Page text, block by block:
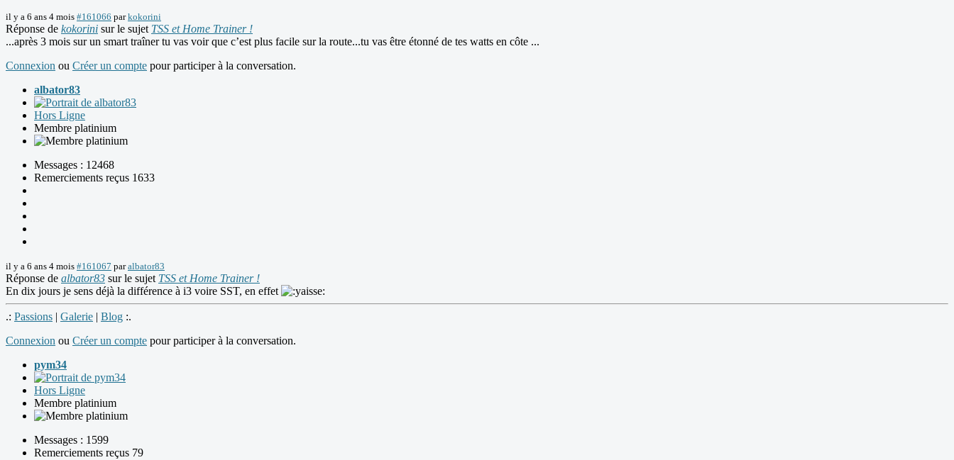
il y a 6 ans 4 mois #161066 parkokorini
Réponse de kokorini sur le sujet TSS et Home Trainer !
...après 3 mois sur un smart traîner tu vas voir que c’est plus facile sur la route...tu vas être étonné de tes watts en côte ...
Connexion ou Créer un compte pour participer à la conversation.
albator83
Hors Ligne
Membre platinium
Messages : 12468
Remerciements reçus 1633
il y a 6 ans 4 mois #161067 paralbator83
Réponse de albator83 sur le sujet TSS et Home Trainer !
En dix jours je sens déjà la différence à i3 voire SST, en effet
.: Passions | Galerie | Blog :.
Connexion ou Créer un compte pour participer à la conversation.
pym34
Hors Ligne
Membre platinium
Messages : 1599
Remerciements reçus 79